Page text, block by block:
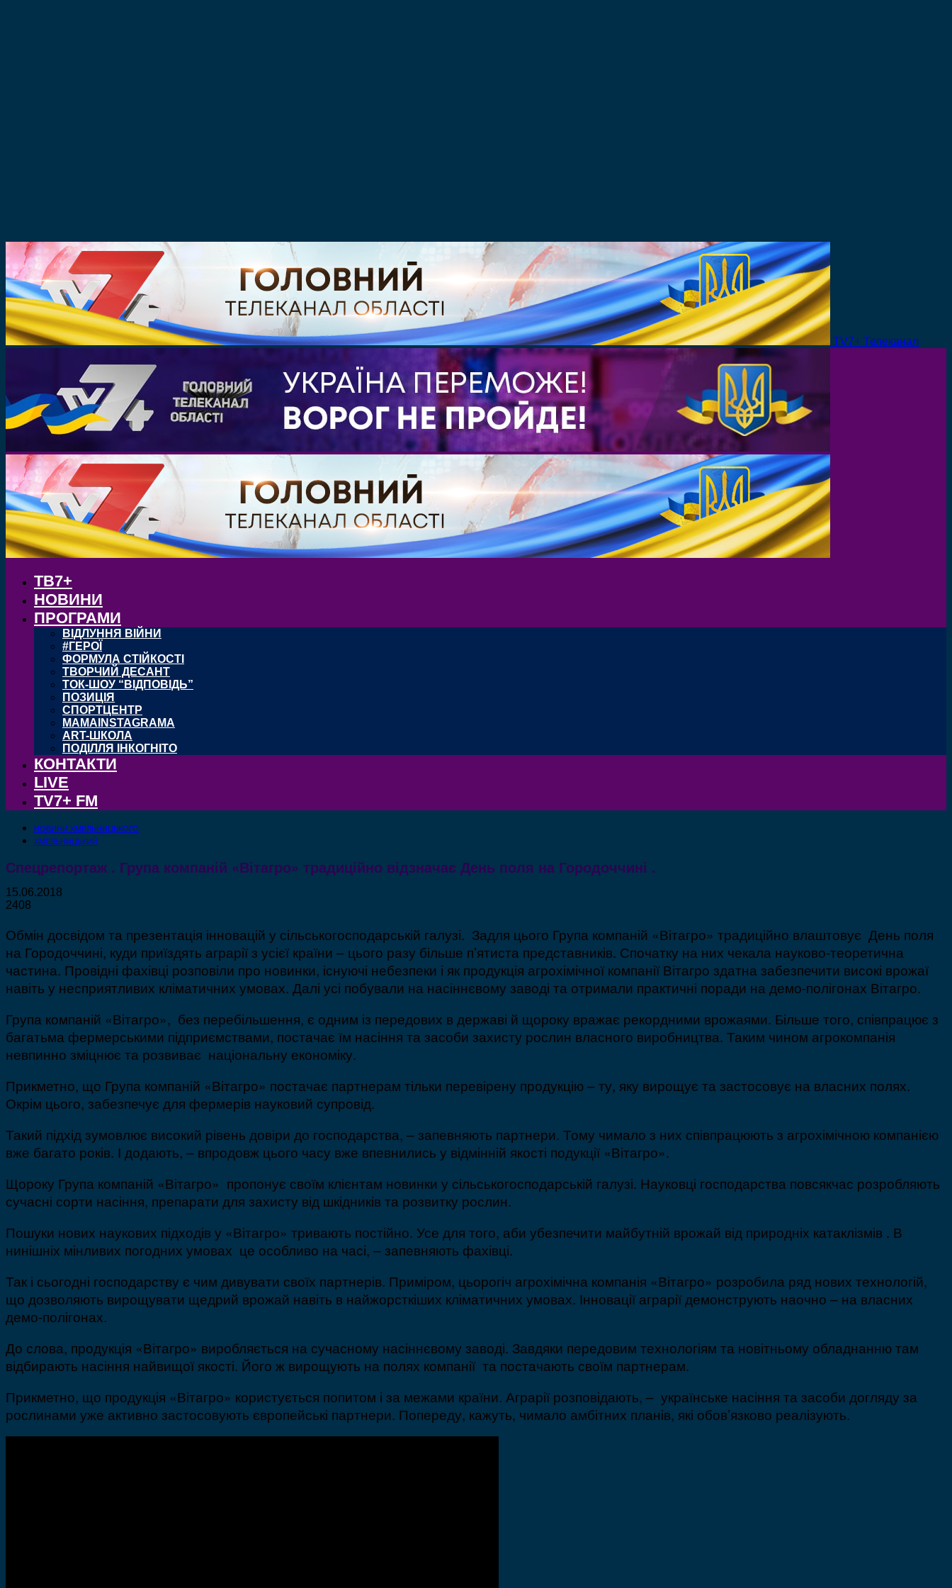
TV7+ Телеканал
ТВ7+
НОВИНИ
ПРОГРАМИ
ВІДЛУННЯ ВІЙНИ
#ГЕРОЇ
ФОРМУЛА СТІЙКОСТІ
ТВОРЧИЙ ДЕСАНТ
ТОК-ШОУ “ВІДПОВІДЬ”
ПОЗИЦІЯ
СПОРТЦЕНТР
MAMAINSTAGRAMA
ART-ШКОЛА
ПОДІЛЛЯ ІНКОГНІТО
КОНТАКТИ
LIVE
TV7+ FM
НОВИНИ ХМЕЛЬНИЦЬКОГО
ХМЕЛЬНИЦЬКИЙ
Спецрепортаж . Група компаній «Вітагро» традиційно відзначає День поля на Городоччині .
15.06.2018
2408
Обмін досвідом та презентація інновацій у сільськогосподарській галузі. Задля цього Група компаній «Вітагро» традиційно влаштовує День поля
на Городоччині, куди приїздять аграрії з усієї країни – цього разу більше п’ятиста представників. Спочатку на них чекала науково-теоретична
частина. Провідні фахівці розповіли про новинки, існуючі небезпеки і як продукція агрохімічної компанії Вітагро здатна забезпечити високі врожаї
навіть у несприятливих кліматичних умовах. Далі усі побували на насіннєвому заводі та отримали практичні поради на демо-полігонах Вітагро.
Група компаній «Вітагро», без перебільшення, є одним із передових в державі й щороку вражає рекордними врожаями. Більше того, співпрацює з
багатьма фермерськими підприємствами, постачає їм насіння та засоби захисту рослин власного виробництва. Таким чином агрокомпанія
невпинно зміцнює та розвиває національну економіку.
Прикметно, що Група компаній «Вітагро» постачає партнерам тільки перевірену продукцію – ту, яку вирощує та застосовує на власних полях.
Окрім цього, забезпечує для фермерів науковий супровід.
Такий підхід зумовлює високий рівень довіри до господарства, – запевняють партнери. Тому чимало з них співпрацюють з агрохімічною компанією
вже багато років. І додають, – впродовж цього часу вже впевнились у відмінній якості подукції «Вітагро».
Щороку Група компаній «Вітагро» пропонує своїм клієнтам новинки у сільськогосподарській галузі. Науковці господарства повсякчас розробляють
сучасні сорти насіння, препарати для захисту від шкідників та розвитку рослин.
Пошуки нових наукових підходів у «Вітагро» тривають постійно. Усе для того, аби убезпечити майбутній врожай від природніх катаклізмів . В
нинішніх мінливих погодних умовах це особливо на часі, – запевняють фахівці.
Так і сьогодні господарству є чим дивувати своїх партнерів. Приміром, цьорогіч агрохімічна компанія «Вітагро» розробила ряд нових технологій,
що дозволяють вирощувати щедрий врожай навіть в найжорсткіших кліматичних умовах. Інновації аграрії демонструють наочно – на власних
демо-полігонах.
До слова, продукція «Вітагро» виробляється на сучасному насіннєвому заводі. Завдяки передовим технологіям та новітньому обладнанню там
відбирають насіння найвищої якості. Його ж вирощують на полях компанії та постачають своїм партнерам.
Прикметно, що продукція «Вітагро» користується попитом і за межами країни. Аграрії розповідають, – українське насіння та засоби догляду за
рослинами уже активно застосовують європейські партнери. Попереду, кажуть, чимало амбітних планів, які обов’язково реалізують.